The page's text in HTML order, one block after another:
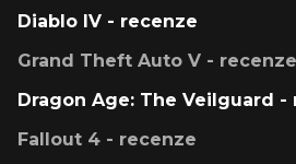
Diablo IV - recenze
Grand Theft Auto V - recenze
Dragon Age: The Veilguard -
Fallout 4 - recenze